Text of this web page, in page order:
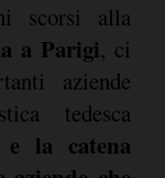
scorsi alla
a Parigi, ci
aziende
tedesca
la catena